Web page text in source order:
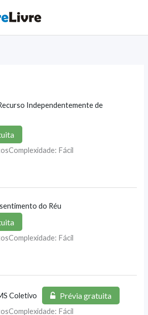
Independentemente de
Complexidade: Fácil
do Réu
Complexidade: Fácil
Coletivo Prévia gratuita
Complexidade: Fácil